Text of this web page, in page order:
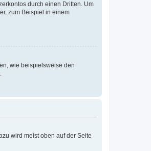
durch einen Dritten. Um
zum Beispiel in einem
wie beispielsweise den
wird meist oben auf der Seite